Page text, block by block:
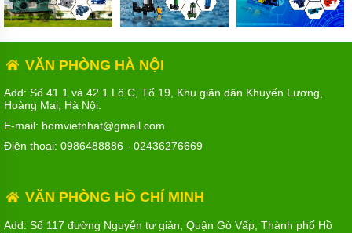
VĂN PHÒNG HÀ NỘI
Add: Số 41.1 và 42.1 Lô C, Tổ 19, Khu giãn dân Khuyến Lương,
Hoàng Mai, Hà Nội.
E-mail: bomvietnhat@gmail.com
Điện thoại: 0986488886 - 02436276669
VĂN PHÒNG HỒ CHÍ MINH
Add: Số 117 đường Nguyễn tư giản, Quận Gò Vấp, Thành phố Hồ